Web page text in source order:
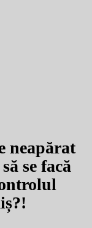
neapărat
se facă